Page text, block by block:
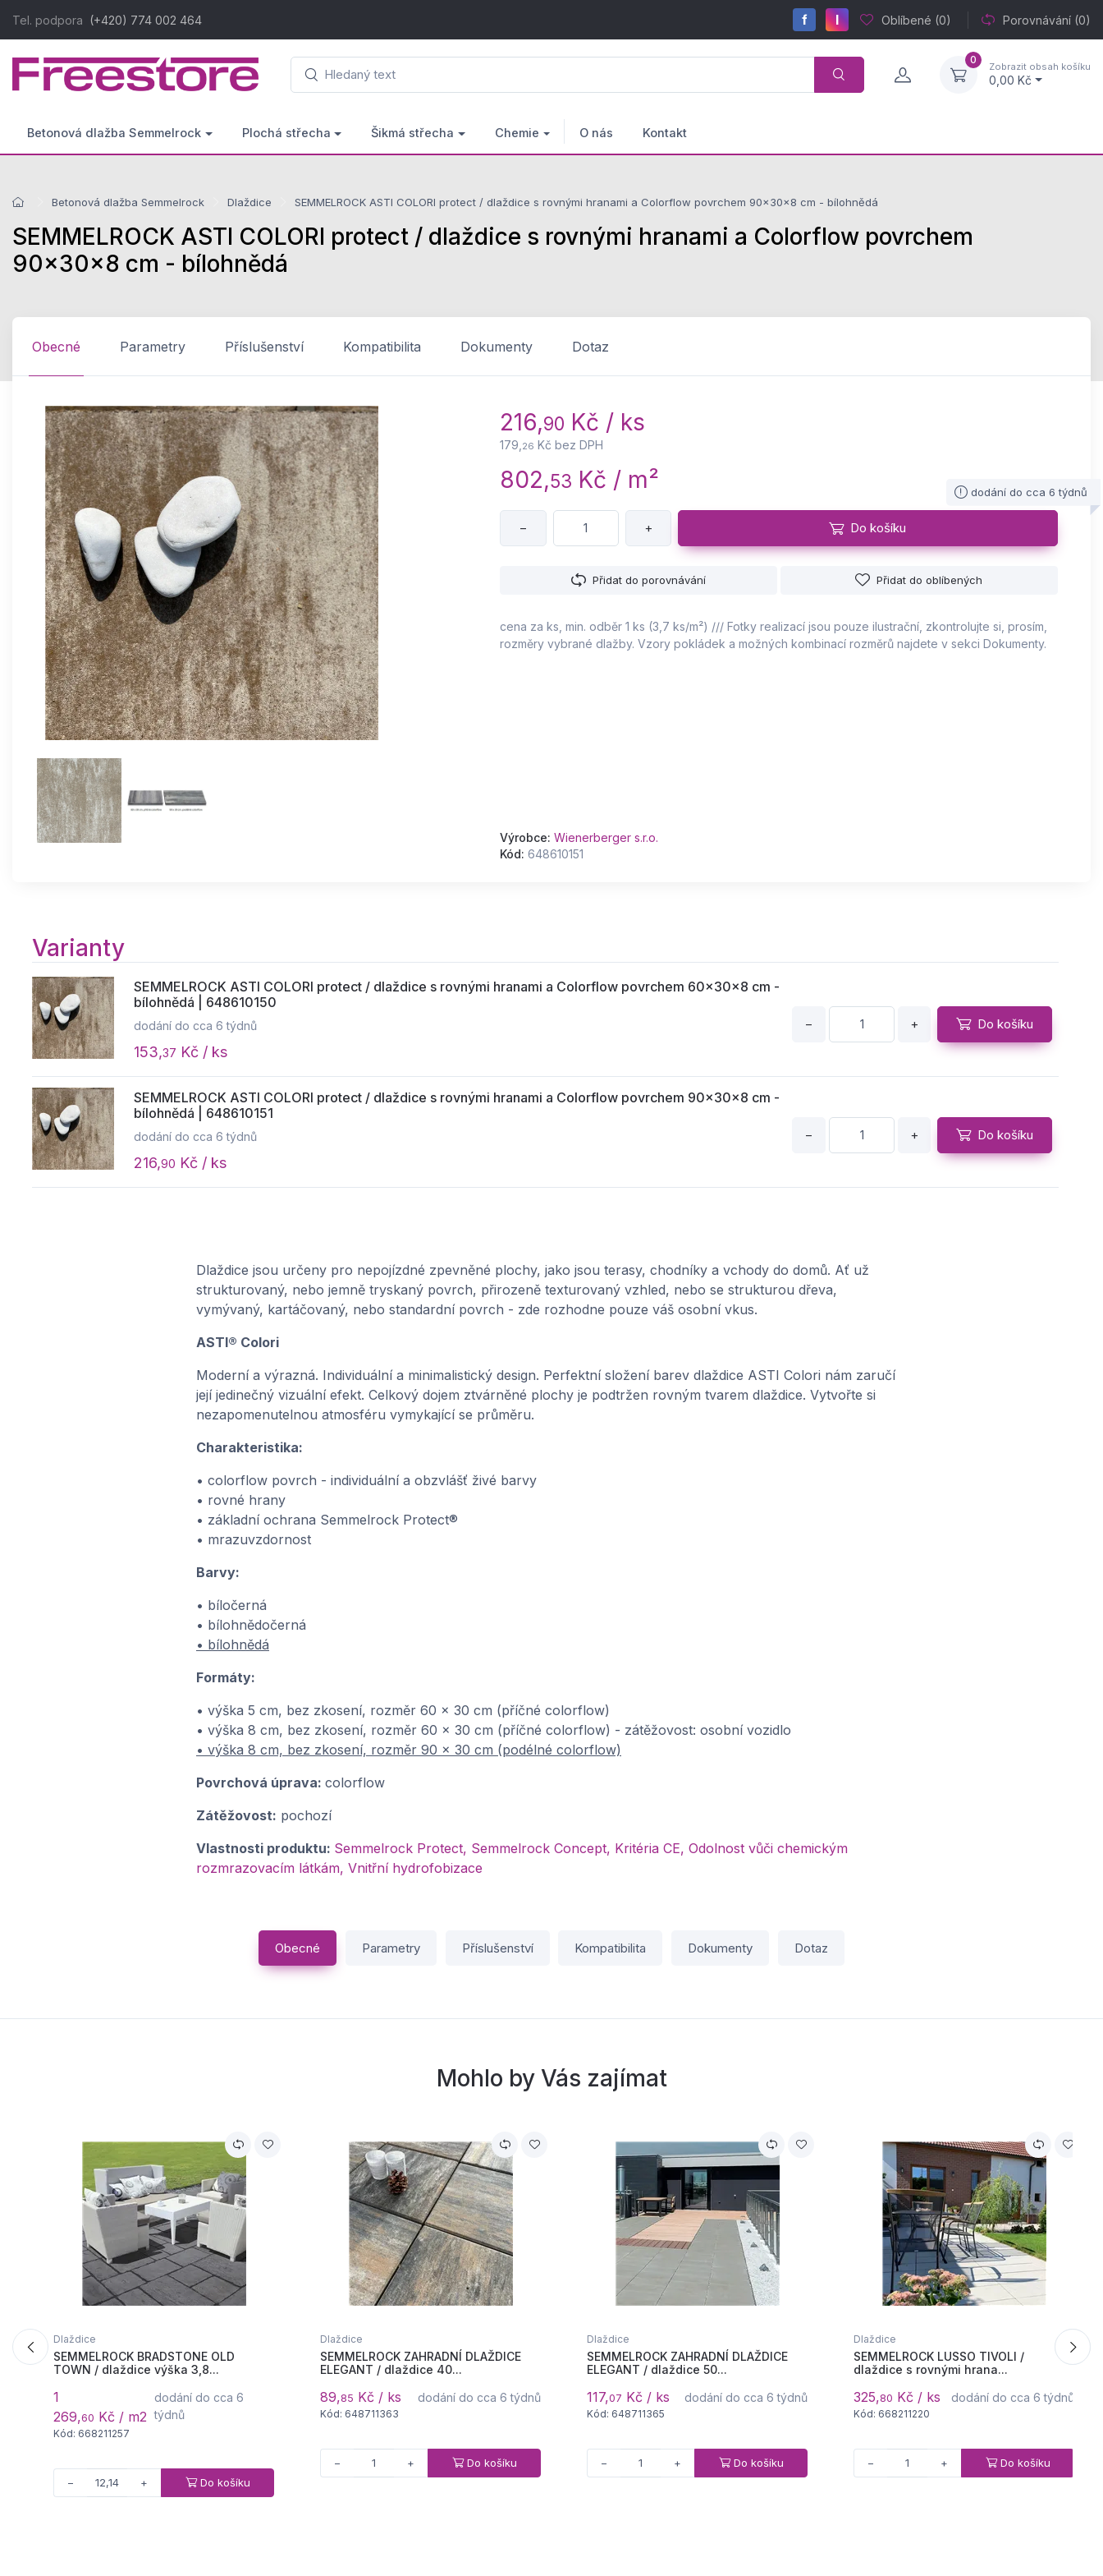
Tel. podpora (+420) 774 002 464 f I Oblíbené (0) Porovnávání (0)
0
Zobrazit obsah košíku
0,00 Kč
Betonová dlažba Semmelrock Plochá střecha Šikmá střecha Chemie O nás Kontakt
Betonová dlažba Semmelrock Dlaždice SEMMELROCK ASTI COLORI protect / dlaždice s rovnými hranami a Colorflow povrchem 90x30x8 cm - bílohnědá
SEMMELROCK ASTI COLORI protect / dlaždice s rovnými hranami a Colorflow povrchem
90x30x8 cm - bílohnědá
Obecné Parametry Příslušenství Kompatibilita Dokumenty Dotaz
216,90 Kč / ks
179, 26 Kč bez DPH
802,53 Kč / m² dodání do cca 6 týdnů
− + Do košíku
Přidat do porovnávání Přidat do oblíbených
cena za ks, min. odběr 1 ks (3,7 ks/m²) /// Fotky realizací jsou pouze ilustrační, zkontrolujte si, prosím,
rozměry vybrané dlažby. Vzory pokládek a možných kombinací rozměrů najdete v sekci Dokumenty.
Výrobce: Wienerberger s.r.o.
Kód: 648610151
Varianty
SEMMELROCK ASTI COLORI protect / dlaždice s rovnými hranami a Colorflow povrchem 60x30x8 cm -
bílohnědá | 648610150
dodání do cca 6 týdnů
153,37 Kč / ks
− + Do košíku
SEMMELROCK ASTI COLORI protect / dlaždice s rovnými hranami a Colorflow povrchem 90x30x8 cm -
bílohnědá | 648610151
dodání do cca 6 týdnů
216,90 Kč / ks
− + Do košíku
Dlaždice jsou určeny pro nepojízdné zpevněné plochy, jako jsou terasy, chodníky a vchody do domů. Ať už
strukturovaný, nebo jemně tryskaný povrch, přirozeně texturovaný vzhled, nebo se strukturou dřeva,
vymývaný, kartáčovaný, nebo standardní povrch - zde rozhodne pouze váš osobní vkus.
ASTI® Colori
Moderní a výrazná. Individuální a minimalistický design. Perfektní složení barev dlaždice ASTI Colori nám zaručí
její jedinečný vizuální efekt. Celkový dojem ztvárněné plochy je podtržen rovným tvarem dlaždice. Vytvořte si
nezapomenutelnou atmosféru vymykající se průměru.
Charakteristika:
• colorflow povrch - individuální a obzvlášť živé barvy
• rovné hrany
• základní ochrana Semmelrock Protect®
• mrazuvzdornost
Barvy:
• bíločerná
• bílohnědočerná
• bílohnědá
Formáty:
• výška 5 cm, bez zkosení, rozměr 60 x 30 cm (příčné colorflow)
• výška 8 cm, bez zkosení, rozměr 60 x 30 cm (příčné colorflow) - zátěžovost: osobní vozidlo
• výška 8 cm, bez zkosení, rozměr 90 x 30 cm (podélné colorflow)
Povrchová úprava: colorflow
Zátěžovost: pochozí
Vlastnosti produktu: Semmelrock Protect, Semmelrock Concept, Kritéria CE, Odolnost vůči chemickým
rozmrazovacím látkám, Vnitřní hydrofobizace
Obecné Parametry Příslušenství Kompatibilita Dokumenty Dotaz
Mohlo by Vás zajímat
Dlaždice
SEMMELROCK BRADSTONE OLD
TOWN / dlaždice výška 3,8...
1
269,60 Kč / m2
dodání do cca 6
týdnů
Kód: 668211257
− + Do košíku
Dlaždice
SEMMELROCK ZAHRADNÍ DLAŽDICE
ELEGANT / dlaždice 40...
89,85 Kč / ks dodání do cca 6 týdnů
Kód: 648711363
− + Do košíku
Dlaždice
SEMMELROCK ZAHRADNÍ DLAŽDICE
ELEGANT / dlaždice 50...
117,07 Kč / ks dodání do cca 6 týdnů
Kód: 648711365
− + Do košíku
Dlaždice
SEMMELROCK LUSSO TIVOLI /
dlaždice s rovnými hrana...
325,80 Kč / ks dodání do cca 6 týdnů
Kód: 668211220
− + Do košíku